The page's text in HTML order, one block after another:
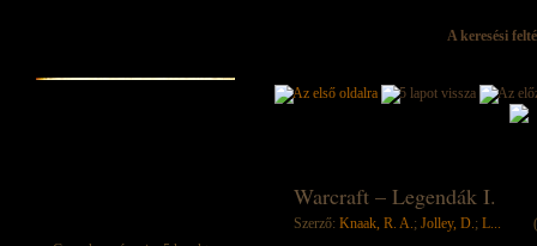
A keresési
Warcraft – Legendák I.
Szerző: Knaak, R. A.; Jolley, D.; L...